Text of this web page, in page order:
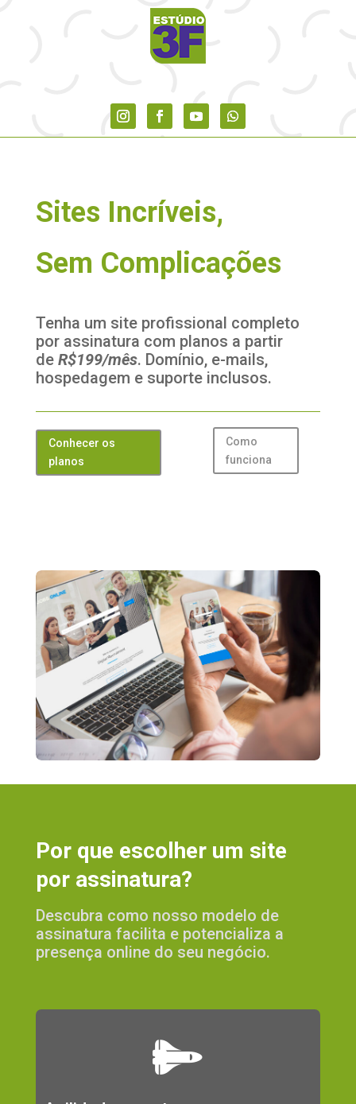
Sites Incríveis,
Sem Comp icações
Tenha um site profissional completo
por assinatura com planos a partir
de R$199/mês. Domínio, e-mails,
hospedagem e suporte inclusos.
Conhecer os
planos
Como
funciona
Por que esco her um site
por assinatura?
Descubra como nosso modelo de
assinatura facilita e potencializa a
presença online do seu negócio.
